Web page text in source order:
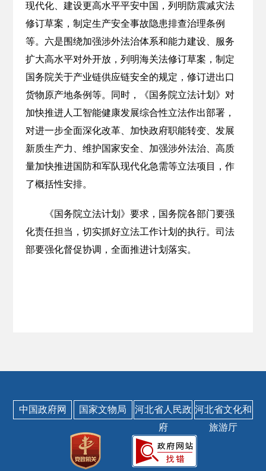
现代化、建设更高水平平安中国，列明防震减灾法
修订草案，制定生产安全事故隐患排查治理条例
等。六是围绕加强涉外法治体系和能力建设、服务
扩大高水平对外开放，列明海关法修订草案，制定
国务院关于产业链供应链安全的规定，修订进出口
货物原产地条例等。同时，《国务院立法计划》对
加快推进人工智能健康发展综合性立法作出部署，
对进一步全面深化改革、加快政府职能转变、发展
新质生产力、维护国家安全、加强涉外法治、高质
量加快推进国防和军队现代化急需等立法项目，作
了概括性安排。
《国务院立法计划》要求，国务院各部门要强
化责任担当，切实抓好立法工作计划的执行。司法
部要强化督促协调，全面推进计划落实。
中国政府网 国家文物局
河北省人民政
府
河北省文化和
旅游厅